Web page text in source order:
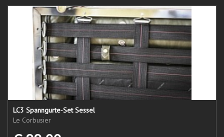
LC3 Spanngurte-Set Sessel
Le Corbusier